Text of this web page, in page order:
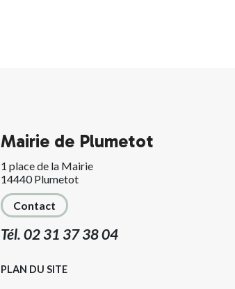
Mairie de Plumetot
1 place de la Mairie
14440 Plumetot
Contact
Tél. 02 31 37 38 04
PLAN DU SITE